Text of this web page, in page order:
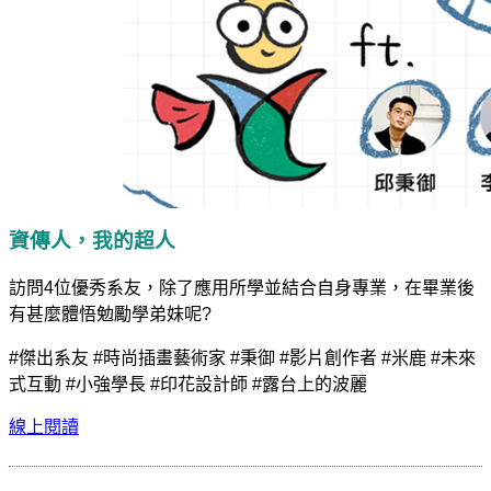
資傳人，我的超人
訪問4位優秀系友，除了應用所學並結合自身專業，在畢業後
有甚麼體悟勉勵學弟妹呢?
#傑出系友 #時尚插畫藝術家 #秉御 #影片創作者 #米鹿 #未來
式互動 #小強學長 #印花設計師 #露台上的波麗
線上閱讀